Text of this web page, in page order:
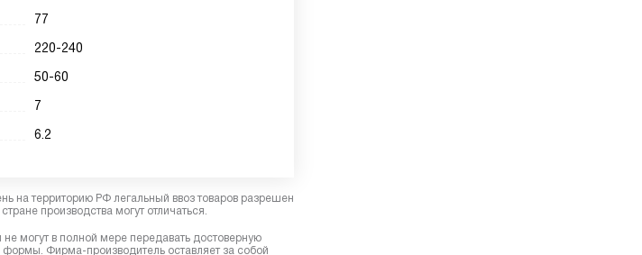
77
220-240
50-60
7
6.2
на территорию РФ легальный ввоз товаров разрешен
производства могут отличаться.
могут в полной мере передавать достоверную
формы. Фирма-производитель оставляет за собой